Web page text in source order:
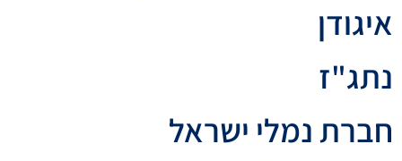
איגודן
נתג"ז
חברת נמלי ישראל